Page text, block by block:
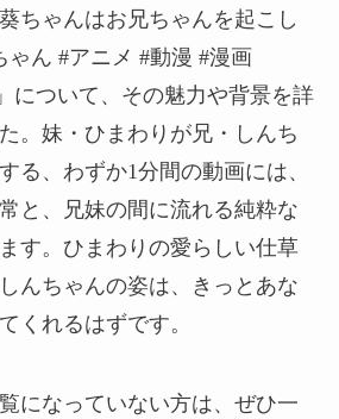
ちゃんはお兄ちゃんを起こし
ゃん #アニメ #動漫 #漫画
について、その魅力や背景を詳
。妹・ひまわりが兄・しんち
る、わずか1分間の動画には、
と、兄妹の間に流れる純粋な
す。ひまわりの愛らしい仕草
んちゃんの姿は、きっとあな
くれるはずです。
になっていない方は、ぜひ一